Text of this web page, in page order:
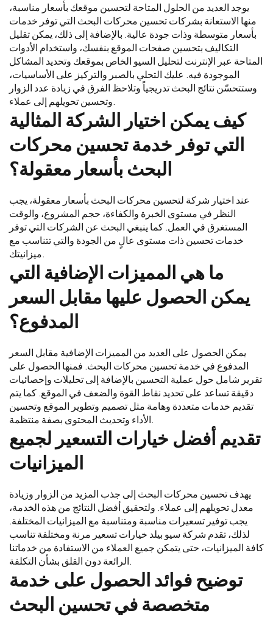
يوجد العديد من الحلول المتاحة لتحسين موقعك بأسعار مناسبة،
منها الاستعانة بشركات تحسين محركات البحث التي توفر خدمات
بأسعار متوسطة وذات جودة عالية. بالإضافة إلى ذلك، يمكن تقليل
التكاليف بتحسين صفحات الموقع بنفسك، واستخدام الأدوات
المتاحة عبر الإنترنت لتحليل السيو الخاص بموقعك وتحديد المشاكل
الموجودة فيه. عليك التحلي بالصبر والتركيز على الأساسيات،
وستتحسّن نتائج البحث تدريجياً وتلاحظ الفرق في زيادة عدد الزوار
وتحسين تحويلهم إلى عملاء.
كيف يمكن اختيار الشركة المثالية
التي توفر خدمة تحسين محركات
البحث بأسعار معقولة؟
عند اختيار شركة لتحسين محركات البحث بأسعار معقولة، يجب
النظر في مستوى الخبرة والكفاءة، حجم المشروع، والوقت
المستغرق في العمل. كما ينبغي البحث عن الشركات التي توفر
خدمات تحسين ذات مستوى عالٍ من الجودة والتي تتناسب مع
ميزانيتك.
ما هي المميزات الإضافية التي
يمكن الحصول عليها مقابل السعر
المدفوع؟
يمكن الحصول على العديد من المميزات الإضافية مقابل السعر
المدفوع في خدمة تحسين محركات البحث. فمنها الحصول على
تقرير شامل حول عملية التحسين بالإضافة إلى تحليلات وإحصائيات
دقيقة تساعد على تحديد نقاط القوة والضعف في الموقع. كما يتم
تقديم خدمات متعددة وهامة مثل تصميم وتطوير الموقع وتحسين
الأداء وتحديث المحتوى بصفة منتظمة.
تقديم أفضل خيارات التسعير لجميع
الميزانيات
يهدف تحسين محركات البحث إلى جذب المزيد من الزوار وزيادة
معدل تحويلهم إلى عملاء. ولتحقيق أفضل النتائج من هذه الخدمة،
يجب توفير تسعيرات مناسبة ومتناسبة مع الميزانيات المختلفة.
لذلك، تقدم شركة سيو بيلد خيارات تسعير مرنة ومختلفة تناسب
كافة الميزانيات، حتى يتمكن جميع العملاء من الاستفادة من خدماتنا
الرائعة دون القلق بشأن التكلفة.
توضيح فوائد الحصول على خدمة
متخصصة في تحسين البحث